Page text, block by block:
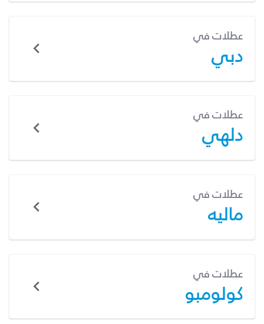
عطلات في
دبي
عطلات في
دلهي
عطلات في
ماليه
عطلات في
كولومبو